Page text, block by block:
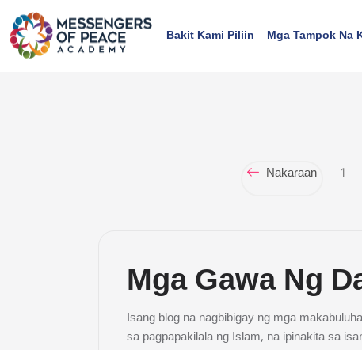
Lumaktaw patungo sa pangunahing nilalaman
Bakit Kami Piliin Mga Tampok Na
Nakaraan 1
Mga Gawa Ng
Isang blog na nagbibigay ng mga
sa pagpapakilala ng Islam, na ipinakita sa